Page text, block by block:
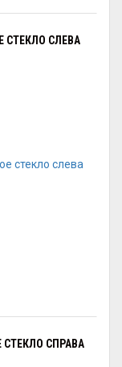
СТЕКЛО СЛЕВА
СТЕКЛО СПРАВА